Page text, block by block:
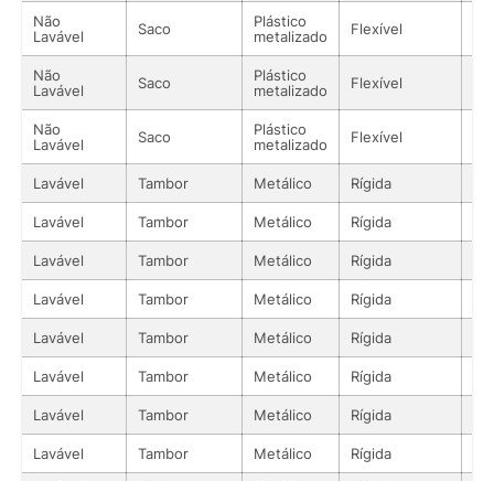
Não
Lavável
Saco
Plástico
metalizado
Flexível
Não
Lavável
Saco
Plástico
metalizado
Flexível
Não
Lavável
Saco
Plástico
metalizado
Flexível
Lavável Tambor Metálico Rígida
Lavável Tambor Metálico Rígida
Lavável Tambor Metálico Rígida
Lavável Tambor Metálico Rígida
Lavável Tambor Metálico Rígida
Lavável Tambor Metálico Rígida
Lavável Tambor Metálico Rígida
Lavável Tambor Metálico Rígida